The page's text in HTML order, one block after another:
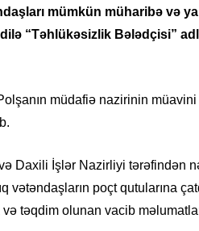
mümkün müharibə və
“Təhlükəsizlik Bələdçisi”
müdafiə nazirinin
Daxili İşlər Nazirliyi tərəfindən
vətəndaşların poçt qutularına
təqdim olunan vacib